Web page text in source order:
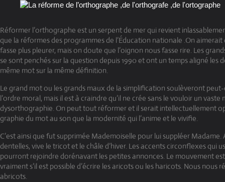
Réformer l’orthographe est un serpent de mer qui revient
que la réformes des programmes de l’Éducation nationale .On aimerait
fasse plus pleurer, mais on doute que l’oignon nous fasse rire. Les
se sont penchés sur la question depuis 1990 et ont un temps aligné les
même mot sur la même définition.
Le grand mot ou les grands maux de la simplification soulèveront
l’ordre moral, mais il est à craindre qu’il ne crée sans le vouloir un
dysorthographie. On peut tout réformer et il serait intellectuellement
graphie du mot au son que la modernité qui l’anime et le vivifie.
C’est ainsi que fut supprimée Mademoiselle pour lui suppléer Madame.
dentelles, vive le tricot et le châle d’hiver. Les accents circonflexes qui
pourront rejoindre dorénavant les petites annonces. Le mouvement est
vraiment s’il est possible d’écrire les aricots ou les haricots. Nous nous
abricots.